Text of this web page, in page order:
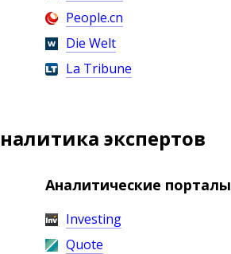
People.cn
Die Welt
La Tribune
экспертов
Аналитические порталы
Investing
Quote